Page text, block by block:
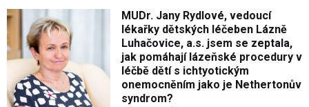
MUDr. Jany Rydlové, vedoucí
lékařky dětských léčeben Lázně
Luhačovice, a.s. jsem se zeptala,
jak pomáhají lázeňské procedury v
léčbě dětí s ichtyotickým
onemocněním jako je Nethertonův
syndrom?